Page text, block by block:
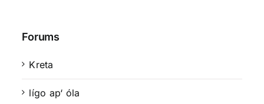
Forums
Kreta
lígo ap‘ óla